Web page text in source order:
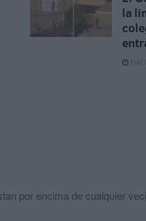
la
por encima de cualquier